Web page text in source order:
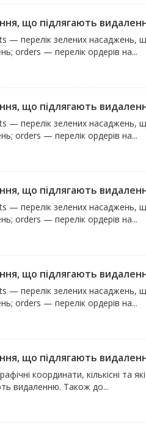
що підлягають
— перелік зелених насаджень,
orders — перелік ордерів на...
що підлягають
— перелік зелених насаджень,
orders — перелік ордерів на...
що підлягають
— перелік зелених насаджень,
orders — перелік ордерів на...
що підлягають
— перелік зелених насаджень,
orders — перелік ордерів на...
що підлягають
координати, кількісні та
видаленню. Також до...